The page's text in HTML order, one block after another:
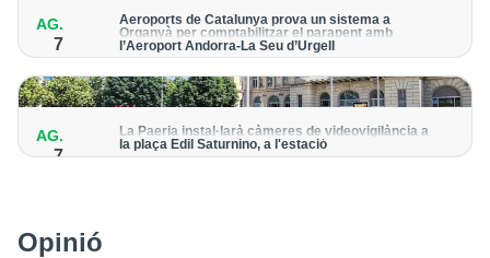
AG.
7
Aeroports de Catalunya prova un sistema a
Organyà per comptabilitzar el parapent amb
l’Aeroport Andorra-La Seu d’Urgell
mòbil per donar pas als avions amb vols instrumentals
AG.
7
La Paeria instal·larà càmeres de videovigilància a
la plaça Edil Saturnino, a l'estació
Opinió